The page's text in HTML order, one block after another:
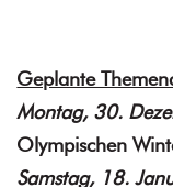
Geplante
Montag, 30.
Olympischen
Samstag, 18.